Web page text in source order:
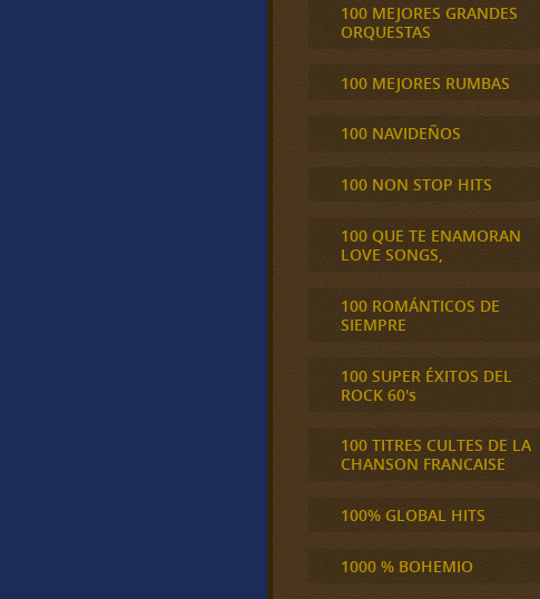
100 MEJORES GRANDES
ORQUESTAS
100 MEJORES RUMBAS
100 NAVIDEÑOS
100 NON STOP HITS
100 QUE TE ENAMORAN
LOVE SONGS,
100 ROMÁNTICOS DE
SIEMPRE
100 SUPER ÉXITOS DEL
ROCK 60's
100 TITRES CULTES DE LA
CHANSON FRANCAISE
100% GLOBAL HITS
1000 % BOHEMIO